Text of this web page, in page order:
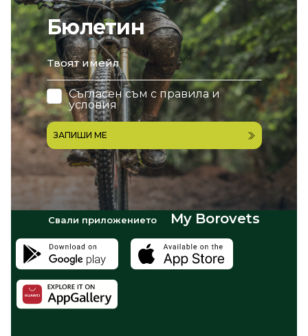
Бюлетин
email
Съгласен съм с правила и
условия
ЗАПИШИ МЕ
Свали приложението My Borovets